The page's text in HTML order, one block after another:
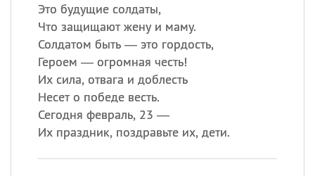
Это будущие солдаты,
Что защищают жену и маму.
Солдатом быть — это гордость,
Героем — огромная честь!
Их сила, отвага и доблесть
Несет о победе весть.
Сегодня февраль, 23 —
Их праздник, поздравьте их, дети.